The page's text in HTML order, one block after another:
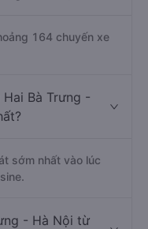
164 chuyến xe
Bà Trưng -
sớm nhất vào lúc
- Hà Nội từ